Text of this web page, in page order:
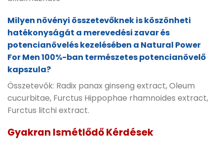
Milyen növényi összetevőknek is köszönheti
hatékonyságát a merevedési zavar és
potencianövelés kezelésében a Natural Power
For Men 100%-ban természetes potencianövelő
kapszula?
Összetevők: Radix panax ginseng extract, Oleum
cucurbitae, Furctus Hippophae rhamnoides extract,
Furctus litchi extract.
Gyakran Ismétlődő Kérdések